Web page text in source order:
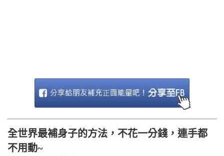
全世界最補身子的方法，不花一分錢，連手都
不用動~